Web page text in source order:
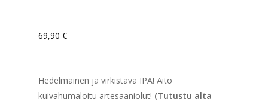
69,90 €
Hedelmäinen ja virkistävä IPA! Aito
kuivahumaloitu artesaaniolut! (Tutustu alta